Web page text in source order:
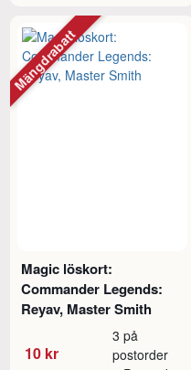
Magic löskort:
Commander Legends:
Reyav, Master Smith
10 kr
3 på
postorder
Mängdrabatt